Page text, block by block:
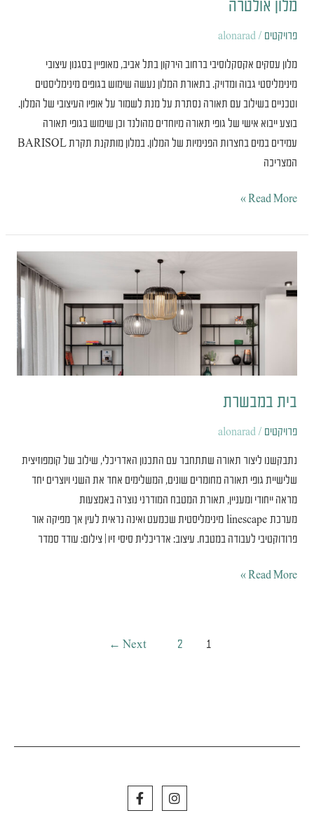
מלון אולטרה
פרויקטים /
alonarad
מלון עסקים אקסקלוסיבי ברחוב הירקון בתל אביב, מאופיין בסגנון עיצובי
מינימליסטי גבוה ומדויק. בתאורת המלון נעשה שימוש בגופים מינימליסטים
וטכניים בשילוב עם תאורה נסתרת על מנת לשמור על אופיו העיצובי של המלון.
בוצע ייבוא אישי של גופי תאורה מיוחדים מהולנד וכן שימוש בגופי תאורה
עמידים במים בחצרות הפנימיות של המלון. במלון מותקנת תקרת BARISOL
המצריכה
Read More »
בית במבשרת
פרויקטים /
alonarad
נתבקשנו ליצור תאורה שתתחבר עם התכנון האדריכלי, שילוב של קומפוזיצית
שלישיית גופי תאורה מחומרים שונים, המשלימים אחד את השני ויוצרים יחד
מראה ייחודי ומעניין, תאורת המטבח המודרני נוצרה באמצעות
מערכת linescape מינימליסטית שכמעט ואינה נראית לעין אך מפיקה אור
פרודוקטיבי לעבודה במטבח. עיצוב: אדריכלית סיסי זיו | צילום: עודד סמדר
במבשרת
Read More »
1
2
Next
←
I
n
F
a